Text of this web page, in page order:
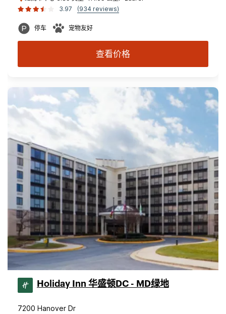
3.97
(934 reviews)
停车 宠物友好
查看价格
Holiday Inn 华盛顿DC - MD绿地
7200 Hanover Dr